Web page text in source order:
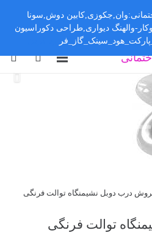
درب دوبل نشیمنگاه توالت فرنگی
توالت فرنگی
دوش,سونا
والهنگ دیواری,طراحی دکوراسیون